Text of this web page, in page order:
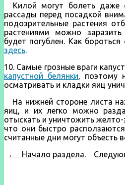
Килой могут болеть даже
рассады перед посадкой
подозрительные растения
растениями можно
будет погублен. Как
здесь.
10. Самые грозные враги
капустной белянки, поэтому
осматривать и кладки яиц
На нижней стороне листа
яиц, и их легко можно
отыскать и уничтожить
что они быстро
считанные дни могут объесть
←
Начало раздела.